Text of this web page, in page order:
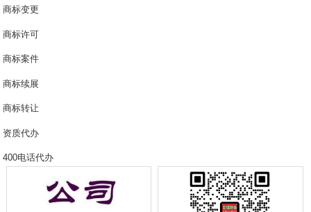
商标变更
商标许可
商标案件
商标续展
商标转让
资质代办
400电话代办